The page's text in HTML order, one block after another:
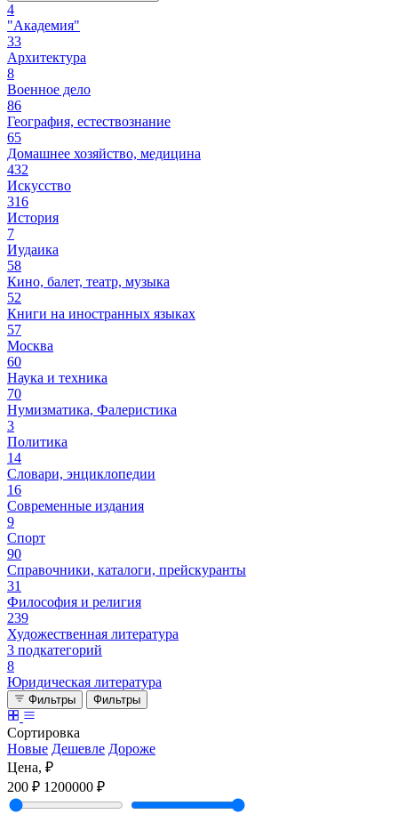
4
"Академия"
33
Архитектура
8
Военное дело
86
География, естествознание
65
Домашнее хозяйство, медицина
432
Искусство
316
История
7
Иудаика
58
Кино, балет, театр, музыка
52
Книги на иностранных языках
57
Москва
60
Наука и техника
70
Нумизматика, Фалеристика
3
Политика
14
Словари, энциклопедии
16
Современные издания
9
Спорт
90
Справочники, каталоги, прейскуранты
31
Философия и религия
239
Художественная литература
3 подкатегорий
8
Юридическая литература
Фильтры Фильтры
Сортировка
Новые Дешевле Дороже
Цена, ₽
200 ₽ 1200000 ₽